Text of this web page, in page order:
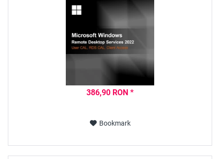
386,90 RON *
Bookmark